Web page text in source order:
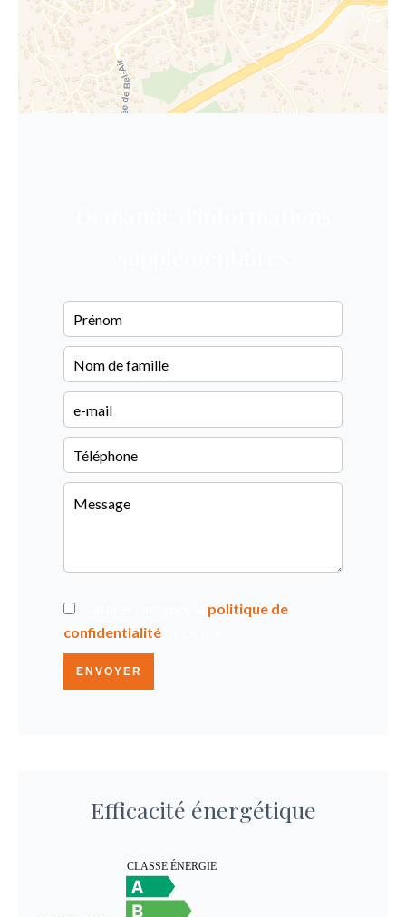
politique de
confidentialité
ENVOYER
Efficacité énergétique